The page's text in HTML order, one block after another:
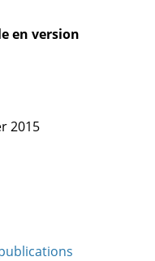
en version
2015